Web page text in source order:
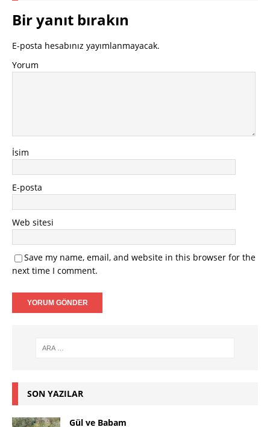
Bir yanıt bırakın
E-posta hesabınız yayımlanmayacak.
Yorum
İsim
E-posta
Web sitesi
Save my name, email, and website in this browser for the
next time I comment.
SON YAZILAR
Gül ve Babam